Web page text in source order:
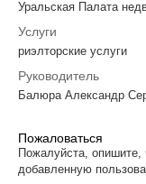
Уральская Палата
Услуги
риэлторские услуги
Руководитель
Балюра Александр
Пожаловаться
Пожалуйста,
добавленную